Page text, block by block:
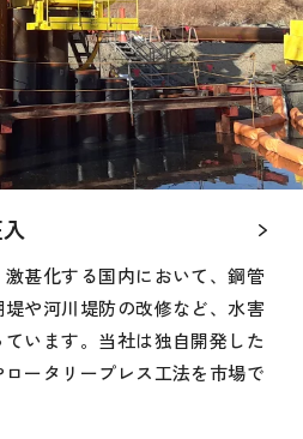
甚化する国内において、鋼管
や河川堤防の改修など、水害
います。当社は独自開発した
ロータリープレス工法を市場で